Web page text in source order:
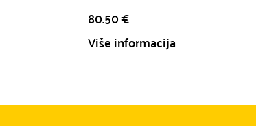
80.50€
Više informacija